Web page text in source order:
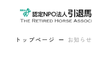
トップページ お知らせ